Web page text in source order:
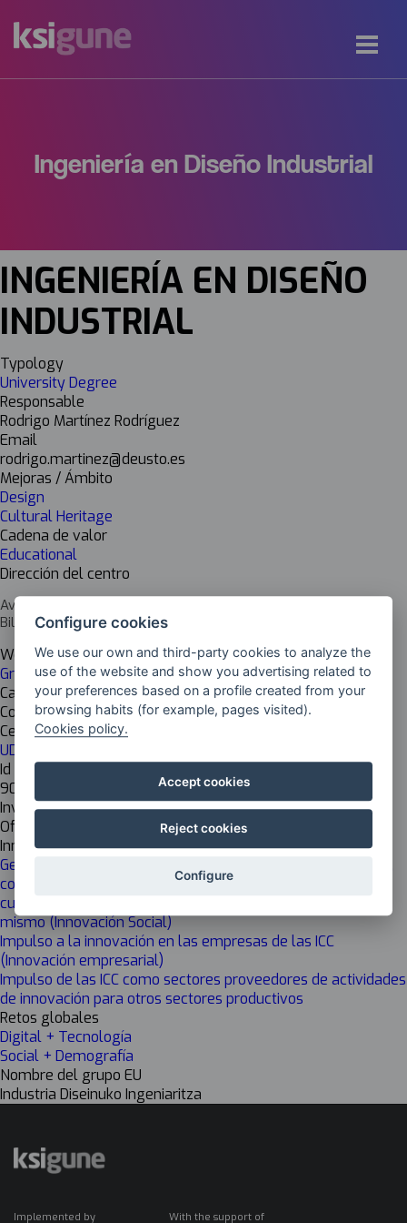
Ingeniería en Diseño Industrial
INGENIERÍA EN DISEÑO
INDUSTRIAL
Typology
University Degree
Responsable
Rodrigo Martínez Rodríguez
Email
rodrigo.martinez@deusto.es
Mejoras / Ámbito
Design
Cultural Heritage
Cadena de valor
Educational
Dirección del centro
Avenida de las Universidades 24
Bilbao, Bizkaia
Web del centro
Grado en Ingeniería en Diseño Industrial
Cargo del responsable
Coordinador del Grado en Ingeniería en Diseño Industrial
Centro de investigación
UD Ingeniería
Id Inkesta
904
Investigación
Off
Innovación
Generar valor público a través de las ICC: mejorar el acceso,
comprensión y compromiso con la creación y gestión
cultural, así como la transformación social a través del
mismo (Innovación Social)
Impulso a la innovación en las empresas de las ICC
(Innovación empresarial)
Impulso de las ICC como sectores proveedores de actividades
de innovación para otros sectores productivos
Retos globales
Digital + Tecnología
Social + Demografía
Nombre del grupo EU
Industria Diseinuko Ingeniaritza
Implemented by With the support of
Configure cookies
We use our own and third-party cookies to analyze the
use of the website and show you advertising related to
your preferences based on a profile created from your
browsing habits (for example, pages visited).
Cookies policy.
Accept cookies
Reject cookies
Configure